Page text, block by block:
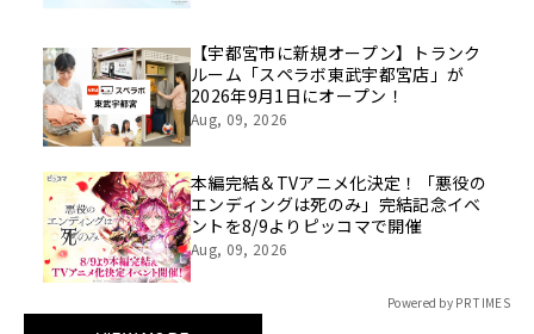
【宇都宮市に新規オープン】トランク
ルーム「スペラボ東武宇都宮店」が
2026年9月1日にオープン！
Aug, 09, 2026
本編完結＆TVアニメ化決定！「悪役の
エンディングは死のみ」完結記念イベ
ントを8/9よりピッコマで開催
Aug, 09, 2026
Powered by PR TIMES